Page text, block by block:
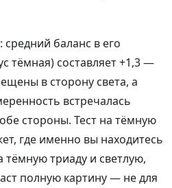
баланс в его
тёмная) составляет +1,3 —
в сторону света, а
встречалась
стороны. Тест на тёмную
где именно вы находитесь
тёмную триаду и светлую,
полную картину — не для